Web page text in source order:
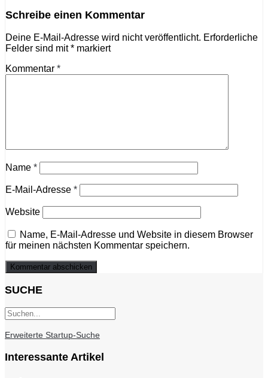
Schreibe einen Kommentar
Deine E-Mail-Adresse wird nicht veröffentlicht. Erforderliche
Felder sind mit* markiert
Kommentar *
Name *
E-Mail-Adresse *
Website
Name, E-Mail-Adresse und Website in diesem Browser
für meinen nächsten Kommentar speichern.
SUCHE
Erweiterte Startup-Suche
Interessante Artikel